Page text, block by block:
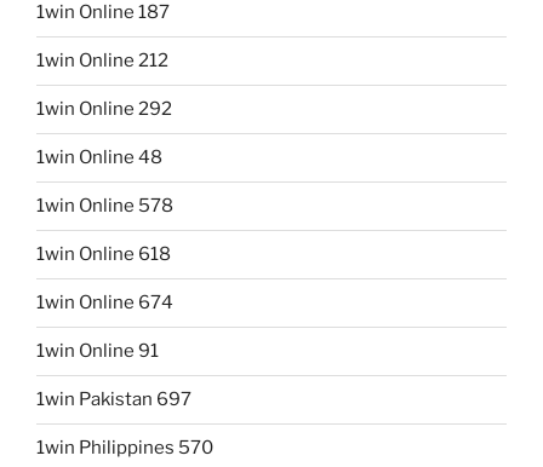
1win Online 187
1win Online 212
1win Online 292
1win Online 48
1win Online 578
1win Online 618
1win Online 674
1win Online 91
1win Pakistan 697
1win Philippines 570